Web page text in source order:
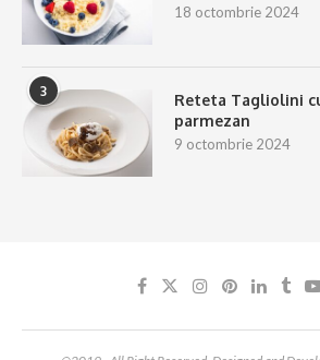
18 octombrie 2024
3
Reteta Tagliolini
parmezan
9 octombrie 2024